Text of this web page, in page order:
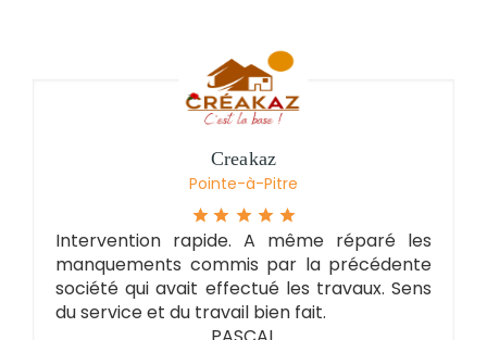
Creakaz
Pointe-à-Pitre
Intervention rapide. A même réparé les
manquements commis par la précédente
société qui avait effectué les travaux. Sens
du service et du travail bien fait.